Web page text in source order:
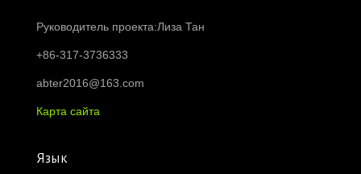
Руководитель проекта:Лиза Тан
+86-317-3736333
abter2016@163.com
Карта сайта
Язык